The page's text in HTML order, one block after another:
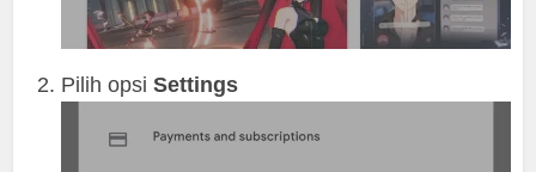
Pilih opsiSettings